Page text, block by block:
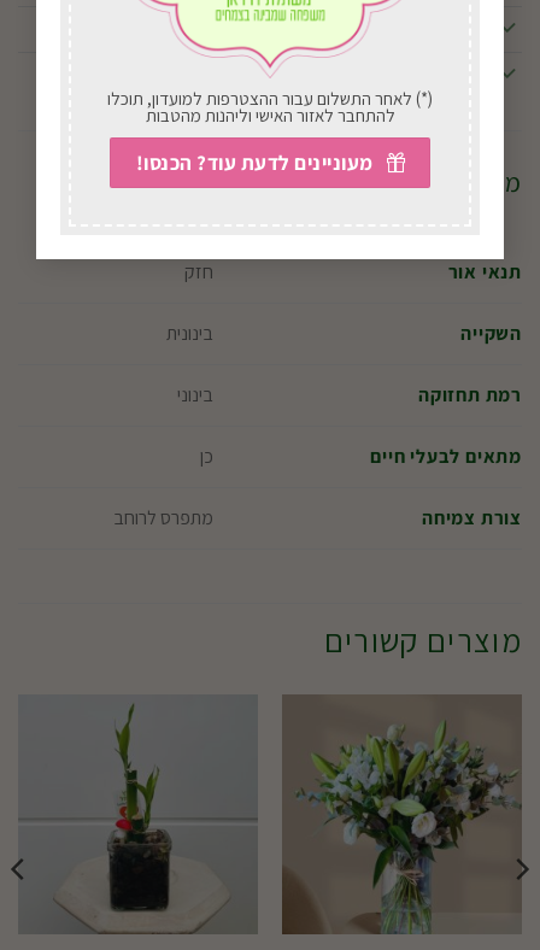
(*) לאחר התשלום עבור ההצטרפות למועדון, תוכלו
להתחבר לאזור האישי וליהנות מהטבות
מעוניינים לדעת עוד? הכנסו!
למה גלוקסיניה מפסיקה לפרוח?
האם גלוקסיניה מתאימה לבעלי חיים?
מידע נוסף
תנאי אור חזק
השקייה בינונית
רמת תחזוקה בינוני
מתאים לבעלי חיים כן
צורת צמיחה מתפרס לרוחב
מוצרים קשורים